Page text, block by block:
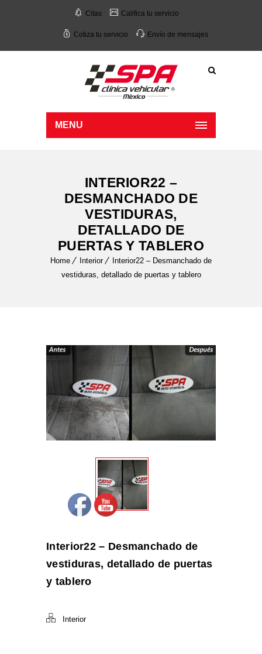
Citas Califica tu servicio
Cotiza tu servicio Envío de mensajes
MENU
INTERIOR22 –
DESMANCHADO DE
VESTIDURAS,
DETALLADO DE
PUERTAS Y TABLERO
Home Interior
Interior22 – Desmanchado de
vestiduras, detallado de puertas y tablero
Interior22 – Desmanchado de
vestiduras, detallado de puertas
y tablero
Interior